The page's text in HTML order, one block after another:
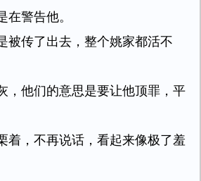
在警告他。
被传了出去，整个姚家都活不
，他们的意思是要让他顶罪，平
着，不再说话，看起来像极了羞